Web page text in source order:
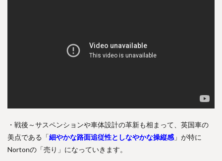
・戦後～サスペンションや車体設計の革新も相まって、英国車の
美点である「細やかな路面追従性としなやかな操縦感 」が特に
Nortonの「売り」になっていきます。